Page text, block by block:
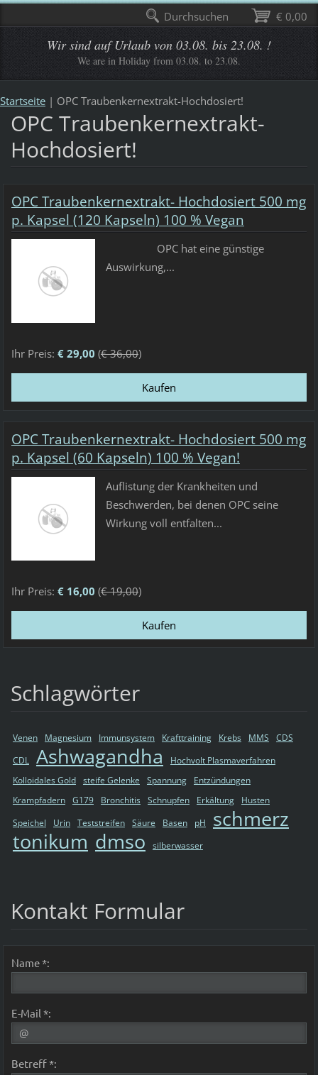
Wir sind auf Urlaub von 03.08. bis 23.08. !
We are in Holiday from 03.08. to 23.08.
Startseite | OPC Traubenkernextrakt-Hochdosiert!
OPC Traubenkernextrakt-
Hochdosiert!
OPC Traubenkernextrakt- Hochdosiert 500 mg
p. Kapsel (120 Kapseln) 100 % Vegan
OPC hat eine günstige
Auswirkung,...
Ihr Preis: € 29,00 (€ 36,00)
OPC Traubenkernextrakt- Hochdosiert 500 mg
p. Kapsel (60 Kapseln) 100 % Vegan!
Auflistung der Krankheiten und
Beschwerden, bei denen OPC seine
Wirkung voll entfalten...
Ihr Preis: € 16,00 (€ 19,00)
Schlagwörter
Venen Magnesium Immunsystem Krafttraining Krebs MMS
CDS
CDL Ashwagandha
Hochvolt Plasmaverfahren
Kolloidales Gold steife Gelenke Spannung
Entzündungen
Krampfadern G179 Bronchitis Schnupfen Erkältung
Husten
Speichel
Urin Teststreifen Säure Basen pH
schmerz
tonikum dmso silberwasser
Kontakt Formular
Name *:
E-Mail *:
Betreff *:
€ 0,00
Durchsuchen